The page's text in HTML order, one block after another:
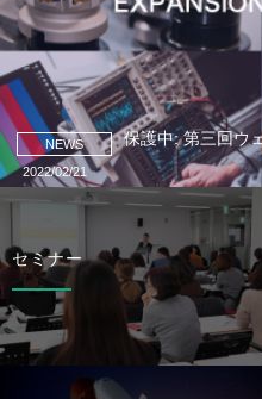
NEWS
2022/02/21
保護中: 第三回ウ
セミナー